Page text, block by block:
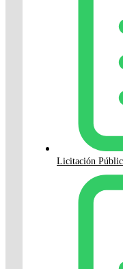
Licitación